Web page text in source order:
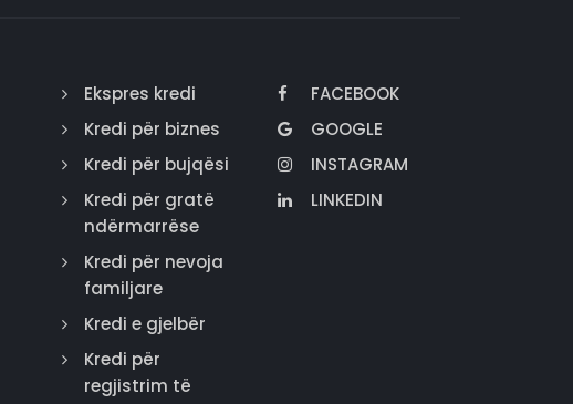
Ekspres kredi
Kredi për biznes
Kredi për bujqësi
Kredi për gratë
ndërmarrëse
Kredi për nevoja
familjare
Kredi e gjelbër
Kredi për
regjistrim të
FACEBOOK
GOOGLE
INSTAGRAM
LINKEDIN